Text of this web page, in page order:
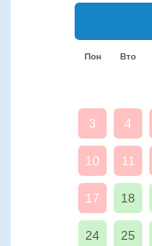
Пон Вто
3 4
10 11
17 18
24 25